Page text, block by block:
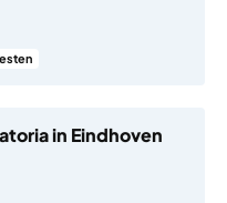
in Eindhoven